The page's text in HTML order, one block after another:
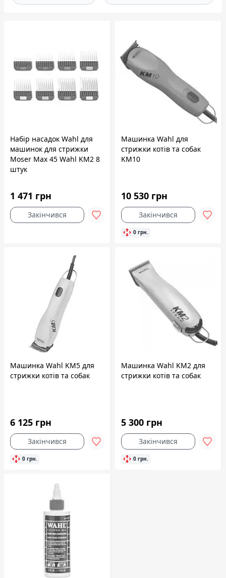
Набір насадок Wahl для
машинок для стрижки
Moser Max 45 Wahl KM2 8
штук
1 471 грн
Закінчився
Машинка Wahl для
стрижки котів та собак
KM10
10 530 грн
Закінчився
0 грн.
Машинка Wahl KM5 для
стрижки котів та собак
6 125 грн
Закінчився
0 грн.
Машинка Wahl KM2 для
стрижки котів та собак
5 300 грн
Закінчився
0 грн.